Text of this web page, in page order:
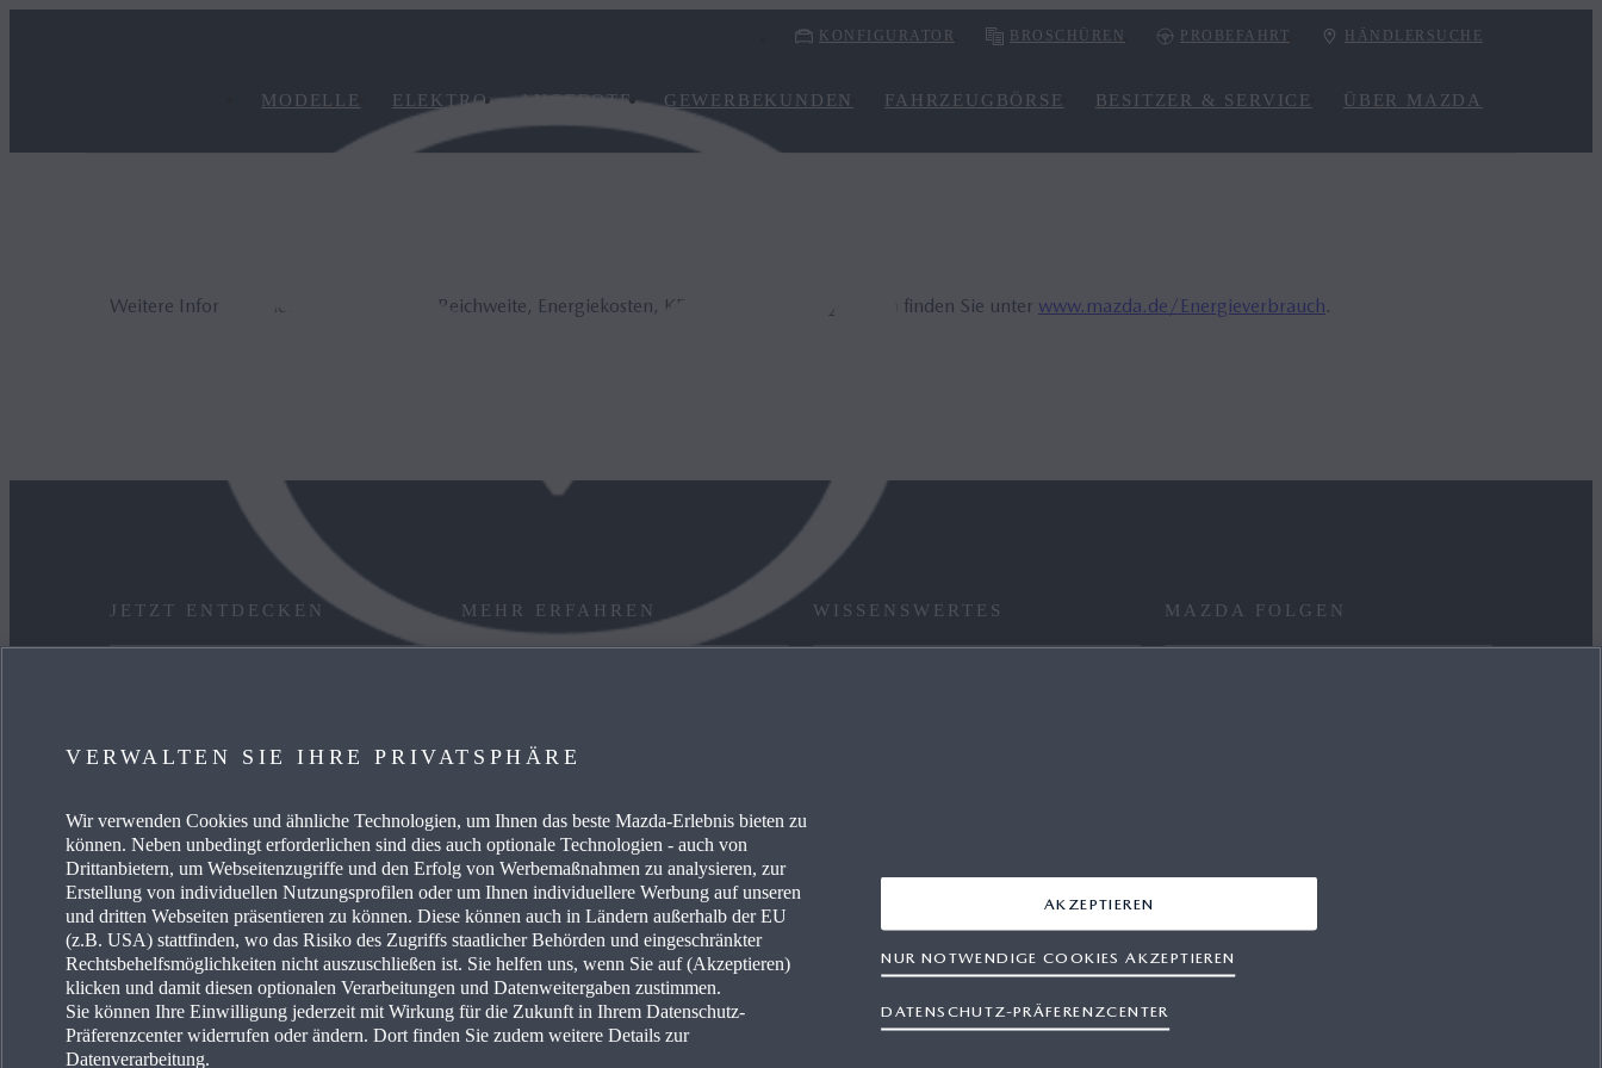
KONFIGURATOR BROSCHÜREN PROBEFAHRT HÄNDLERSUCHE
MODELLE ELEKTRO ANGEBOTE GEWERBEKUNDEN FAHRZEUGBÖRSE BESITZER & SERVICE ÜBER MAZDA
Weitere Informationen zur elektrischen Reichweite, Energiekosten, KFZ-Steuer und CO₂-Kosten finden Sie unter www.mazda.de/Energieverbrauch.
JETZT ENTDECKEN
SERVICE & ZUBEHÖR
MEHR ERFAHREN
FREIE WERKSTÄTTEN
ENERGIEVERBRAUCH
WISSENSWERTES MAZDA FOLGEN
Land auswählen Erklärung zur Barrierefreiheit Rechtliche Hinweise AGB Terminbuchung Datenschutz Cookies
VERWALTEN SIE IHRE PRIVATSPHÄRE
Wir verwenden Cookies und ähnliche Technologien, um Ihnen das beste Mazda-Erlebnis bieten zu
können. Neben unbedingt erforderlichen sind dies auch optionale Technologien - auch von
Drittanbietern, um Webseitenzugriffe und den Erfolg von Werbemaßnahmen zu analysieren, zur
Erstellung von individuellen Nutzungsprofilen oder um Ihnen individuellere Werbung auf unseren
und dritten Webseiten präsentieren zu können. Diese können auch in Ländern außerhalb der EU
(z.B. USA) stattfinden, wo das Risiko des Zugriffs staatlicher Behörden und eingeschränkter
Rechtsbehelfsmöglichkeiten nicht auszuschließen ist. Sie helfen uns, wenn Sie auf (Akzeptieren)
klicken und damit diesen optionalen Verarbeitungen und Datenweitergaben zustimmen.
Sie können Ihre Einwilligung jederzeit mit Wirkung für die Zukunft in Ihrem Datenschutz-
Präferenzcenter widerrufen oder ändern. Dort finden Sie zudem weitere Details zur
Datenverarbeitung.
DATENSCHUTZ-PRÄFERENZCENTER
NUR NOTWENDIGE COOKIES AKZEPTIEREN
AKZEPTIEREN